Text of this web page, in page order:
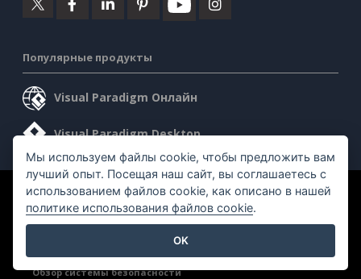
Популярные продукты
Visual Paradigm Онлайн
Visual Paradigm Desktop
©2026 by Visual Paradigm. Все права защищены.
Обзор системы безопасности
Мы используем файлы cookie, чтобы предложить вам
лучший опыт. Посещая наш сайт, вы соглашаетесь с
использованием файлов cookie, как описано в нашей
политике использования файлов cookie.
OK